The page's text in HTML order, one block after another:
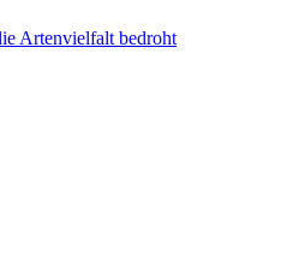
Artenvielfalt bedroht